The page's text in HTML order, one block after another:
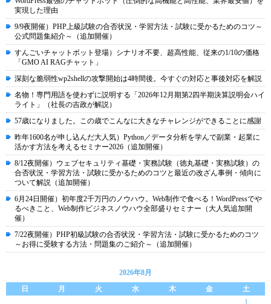
実現した理由
9/9夜開催）PHP上級試験の合否状況・学習方法・試験に受かるためのコツ～
公式問題集紹介～（追加開催）
すんごいチャットボット登場）シナリオ不要、超高性能、従来の1/10の価格
「GMO AI RAGチャット」
深刻な脆弱性wp2shellの攻撃開始は4時間後。今すぐの対応と事後対応を解説
名物！専門用語を使わずに説明する「2026年12月期第2四半期決算説明会ハイ
ライト」（社長の吉政が解説）
57歳になりました。この歳でこんなに大きなチャレンジができることに感謝
昨年1600名が申し込んだ大人気）Python／データ分析を学んで副業・起業に
活かす方法を考えるセミナー2026（追加開催）
8/12夜開催）ウェブセキュリティ基礎・実務試験（徳丸基礎・実務試験）の
合否状況・学習方法・試験に受かるためのコツと最近の改ざん事例・傾向に
ついて解説（追加開催）
6月24日開催）初年度2千万円のノウハウ。Web制作で食べる！WordPressでや
るべきこと、Web制作ビジネスノウハウ全部盛りセミナー（大人気追加開
催）
7/22夜開催）PHP初級試験の合否状況・学習方法・試験に受かるためのコツ
～お得に受験する方法・問題集のご紹介～（追加開催）
2026年8月
日
月 火 水 木 金
土